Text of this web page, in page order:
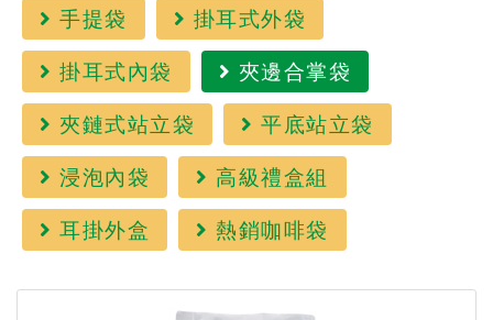
手提袋
掛耳式外袋
掛耳式內袋
夾邊合掌袋
夾鏈式站立袋
平底站立袋
浸泡內袋
高級禮盒組
耳掛外盒
熱銷咖啡袋